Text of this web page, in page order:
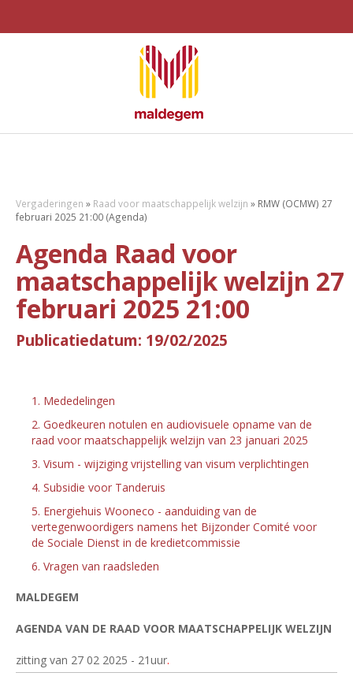
Vergaderingen » Raad voor maatschappelijk welzijn » RMW (OCMW) 27
februari 2025 21:00 (Agenda)
Agenda Raad voor
maatschappelijk welzijn 27
februari 2025 21:00
Publicatiedatum: 19/02/2025
1. Mededelingen
2. Goedkeuren notulen en audiovisuele opname van de
raad voor maatschappelijk welzijn van 23 januari 2025
3. Visum - wijziging vrijstelling van visum verplichtingen
4. Subsidie voor Tanderuis
5. Energiehuis Wooneco - aanduiding van de
vertegenwoordigers namens het Bijzonder Comité voor
de Sociale Dienst in de kredietcommissie
6. Vragen van raadsleden
MALDEGEM
AGENDA VAN DE RAAD VOOR MAATSCHAPPELIJK WELZIJN
zitting van 27 02 2025 - 21uur.